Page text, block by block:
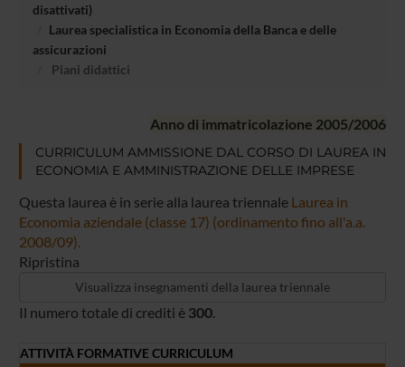
disattivati)
Laurea specialistica in Economia della Banca e delle
assicurazioni
Piani didattici
Anno di immatricolazione 2005/2006
CURRICULUM AMMISSIONE DAL CORSO DI LAUREA IN
ECONOMIA E AMMINISTRAZIONE DELLE IMPRESE
Questa laurea è in serie alla laurea triennale Laurea in
Economia aziendale (classe 17) (ordinamento fino all'a.a.
2008/09).
Ripristina
Il numero totale di crediti è 300.
ATTIVITÀ FORMATIVE CURRICULUM